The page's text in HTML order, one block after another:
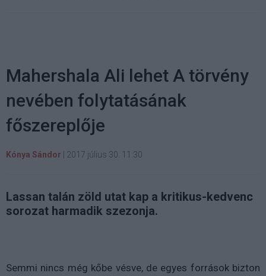
Mahershala Ali lehet A törvény
nevében folytatásának
főszereplője
Kónya Sándor 2017 július 30. 11:30
Lassan talán zöld utat kap a kritikus-kedvenc
sorozat harmadik szezonja.
Semmi nincs még kőbe vésve, de egyes források bizton